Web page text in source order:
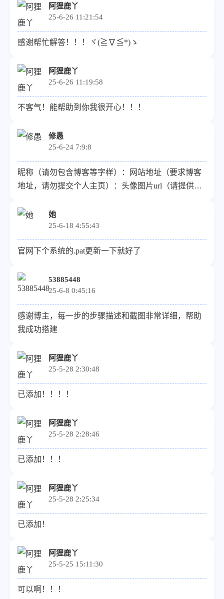
阿狸鹿丫
25-6-26 11:21:54
感谢帮忙解答！！！ヾ(≧∇≦*)ゝ
阿狸鹿丫
25-6-26 11:19:58
不客气！能帮助到你我很开心！！！
修愚
25-6-24 7:9:8
昵称（请勿包含博客等字样）：网站地址（要求博客
地址，请勿提交个人主页）：头像图片url（请提供尽
享
她
25-6-18 4:55:43
官网下个系统的.pat更新一下就好了
53885448
25-6-8 0:45:16
感谢博主，每一步的步骤描述和截图非常详细，帮助
我成功搭建
阿狸鹿丫
25-5-28 2:30:48
已添加！！！！
阿狸鹿丫
25-5-28 2:28:46
已添加！！！
阿狸鹿丫
25-5-28 2:25:34
已添加！
阿狸鹿丫
25-5-25 15:11:30
可以啊！！！